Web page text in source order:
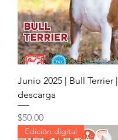
Junio 2025 | Bull Terrier
descarga
Precio
$50.00
Edición digital